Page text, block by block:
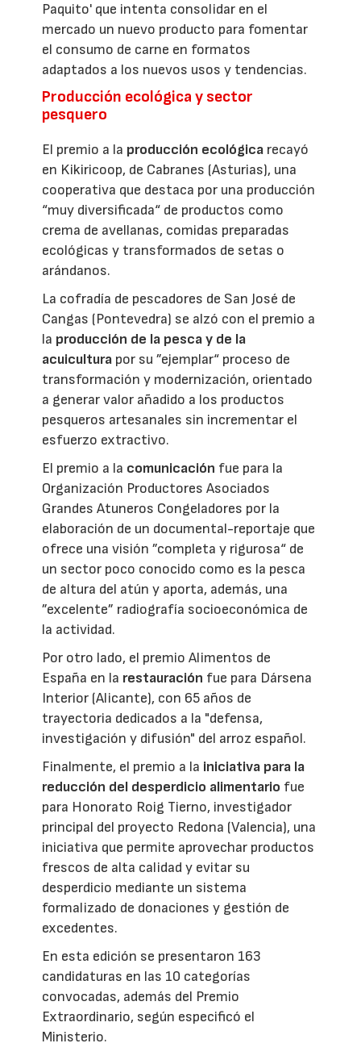
Paquito' que intenta consolidar en el
mercado un nuevo producto para fomentar
el consumo de carne en formatos
adaptados a los nuevos usos y tendencias.
Producción ecológica y sector
pesquero
El premio a la producción ecológica recayó
en Kikiricoop, de Cabranes (Asturias), una
cooperativa que destaca por una producción
“muy diversificada“ de productos como
crema de avellanas, comidas preparadas
ecológicas y transformados de setas o
arándanos.
La cofradía de pescadores de San José de
Cangas (Pontevedra) se alzó con el premio a
la producción de la pesca y de la
acuicultura por su ”ejemplar“ proceso de
transformación y modernización, orientado
a generar valor añadido a los productos
pesqueros artesanales sin incrementar el
esfuerzo extractivo.
El premio a la comunicación fue para la
Organización Productores Asociados
Grandes Atuneros Congeladores por la
elaboración de un documental-reportaje que
ofrece una visión ”completa y rigurosa“ de
un sector poco conocido como es la pesca
de altura del atún y aporta, además, una
”excelente” radiografía socioeconómica de
la actividad.
Por otro lado, el premio Alimentos de
España en la restauración fue para Dársena
Interior (Alicante), con 65 años de
trayectoria dedicados a la "defensa,
investigación y difusión" del arroz español.
Finalmente, el premio a la iniciativa para la
reducción del desperdicio alimentario fue
para Honorato Roig Tierno, investigador
principal del proyecto Redona (Valencia), una
iniciativa que permite aprovechar productos
frescos de alta calidad y evitar su
desperdicio mediante un sistema
formalizado de donaciones y gestión de
excedentes.
En esta edición se presentaron 163
candidaturas en las 10 categorías
convocadas, además del Premio
Extraordinario, según especificó el
Ministerio.